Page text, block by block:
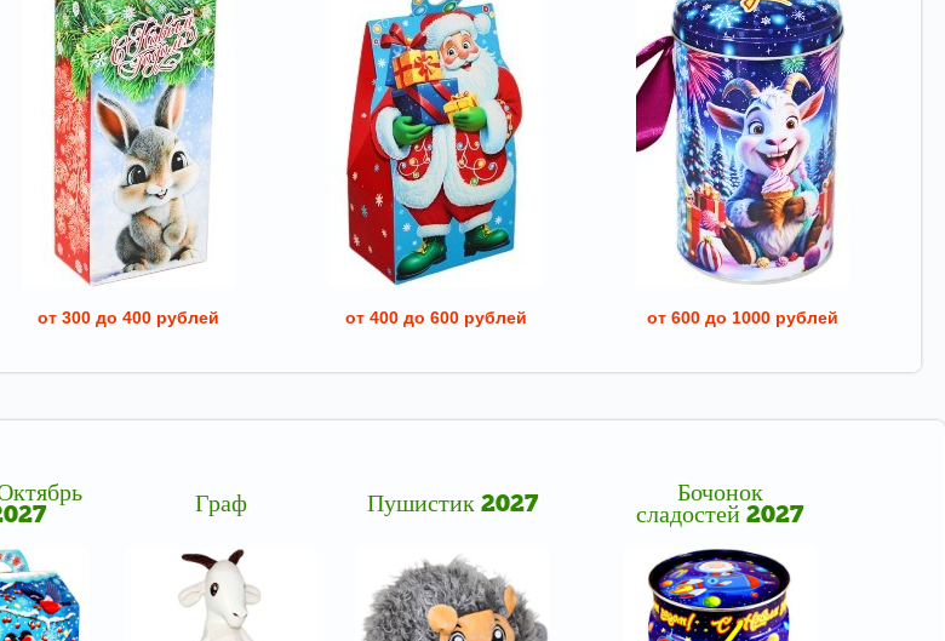
от 300 до 400 рублей от 400 до 600 рублей от 600 до 1000 рублей
Граф Пушистик 2027
Бочонок
сладостей 2027